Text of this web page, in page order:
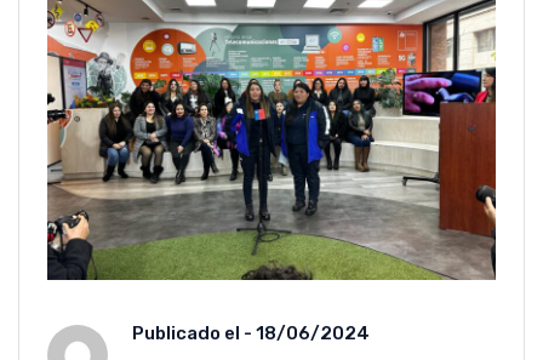
Publicado el - 18/06/2024